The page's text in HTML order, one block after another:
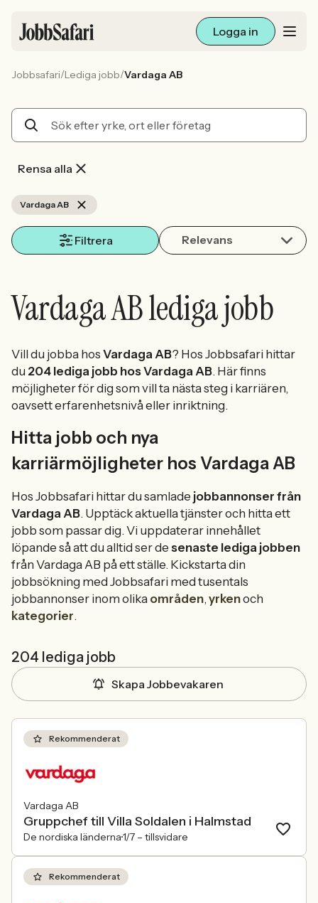
Logga in
Arbetsliv och karriär
Sök med AI
Jobbsafari/Lediga jobb/Vardaga AB
Rensa alla
Vardaga AB
Filtrera Relevans
Vardaga AB lediga jobb
Vill du jobba hos Vardaga AB? Hos Jobbsafari hittar
du 204 lediga jobb hos Vardaga AB. Här finns
möjligheter för dig som vill ta nästa steg i karriären,
oavsett erfarenhetsnivå eller inriktning.
Hitta jobb och nya
karriärmöjligheter hos Vardaga AB
Hos Jobbsafari hittar du samlade jobbannonser från
Vardaga AB. Upptäck aktuella tjänster och hitta ett
jobb som passar dig. Vi uppdaterar innehållet
löpande så att du alltid ser de senaste lediga jobben
från Vardaga AB på ett ställe. Kickstarta din
jobbsökning med Jobbsafari med tusentals
jobbannonser inom olika områden,yrkenoch
kategorier.
204 lediga jobb
Skapa Jobbevakaren
Rekommenderat
Vardaga AB
Gruppchef till Villa Soldalen i Halmstad
De nordiska länderna1/7 – tillsvidare
Rekommenderat